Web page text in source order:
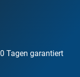
Tagen garantiert